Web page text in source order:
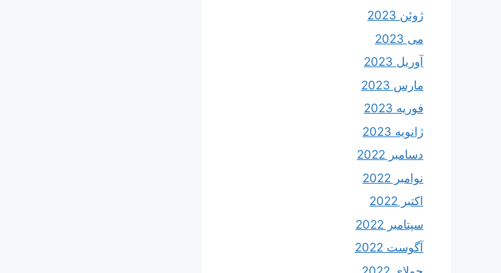
ژوئن 2023
می 2023
آوریل 2023
مارس 2023
فوریه 2023
ژانویه 2023
دسامبر 2022
نوامبر 2022
اکتبر 2022
سپتامبر 2022
آگوست 2022